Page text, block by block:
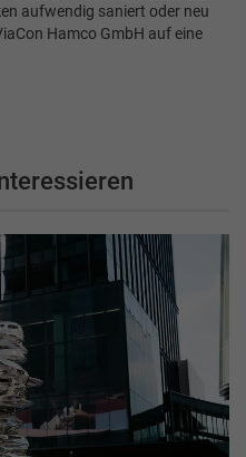
aufwendig saniert oder neu
Hamco GmbH auf eine